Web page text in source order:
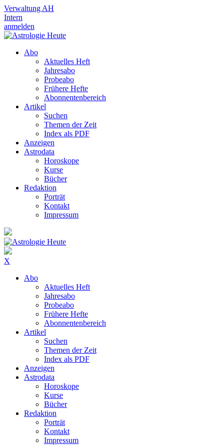
Verwaltung AH
Intern
anmelden
Abo
Aktuelles Heft
Jahresabo
Probeabo
Frühere Hefte
Abonnentenbereich
Artikel
Suchen
Themen der Zeit
Index als PDF
Anzeigen
Astrodata
Horoskope
Kurse
Bücher
Redaktion
Porträt
Kontakt
Impressum
X
Abo
Aktuelles Heft
Jahresabo
Probeabo
Frühere Hefte
Abonnentenbereich
Artikel
Suchen
Themen der Zeit
Index als PDF
Anzeigen
Astrodata
Horoskope
Kurse
Bücher
Redaktion
Porträt
Kontakt
Impressum